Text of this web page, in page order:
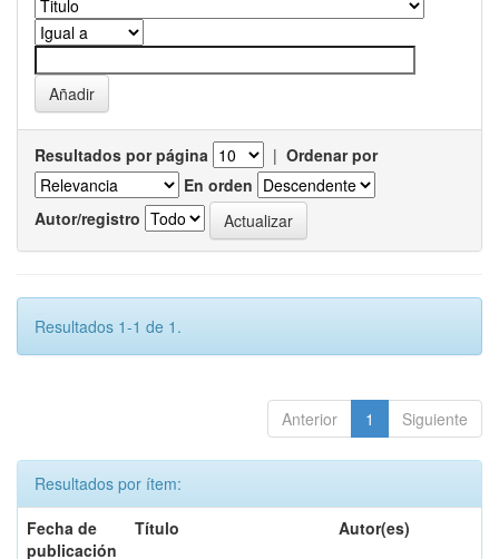
Resultados por página | Ordenar por
En orden
Autor/registro
Resultados 1-1 de 1.
Anterior 1 Siguiente
Resultados por ítem:
Fecha de
publicación
Título Autor(es)